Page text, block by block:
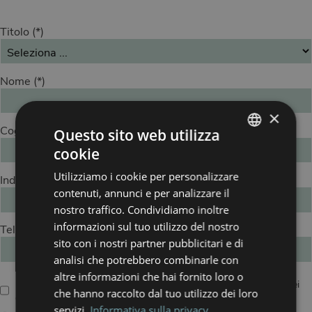
Titolo
Nome
Cognome
Indirizzo E-mail
Telefono
Dichiaro di aver letto e compreso l'informativa sull'utilizzo dei miei
dati personali
ENGLISH
×
Questo sito web utilizza
cookie
Utilizziamo i cookie per personalizzare
contenuti, annunci e per analizzare il
nostro traffico. Condividiamo inoltre
informazioni sul tuo utilizzo del nostro
sito con i nostri partner pubblicitari e di
analisi che potrebbero combinarle con
altre informazioni che hai fornito loro o
che hanno raccolto dal tuo utilizzo dei loro